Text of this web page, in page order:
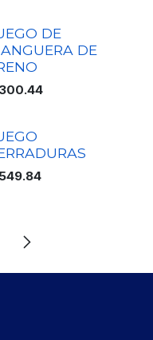
DE
DE
300.44
549.84